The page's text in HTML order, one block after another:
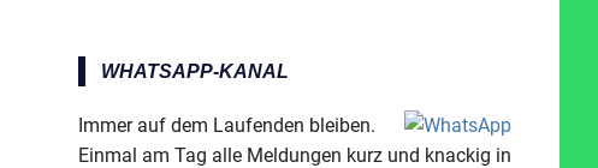
WHATSAPP-KANAL
Immer auf dem Laufenden bleiben.
Einmal am Tag alle Meldungen kurz und knackig in